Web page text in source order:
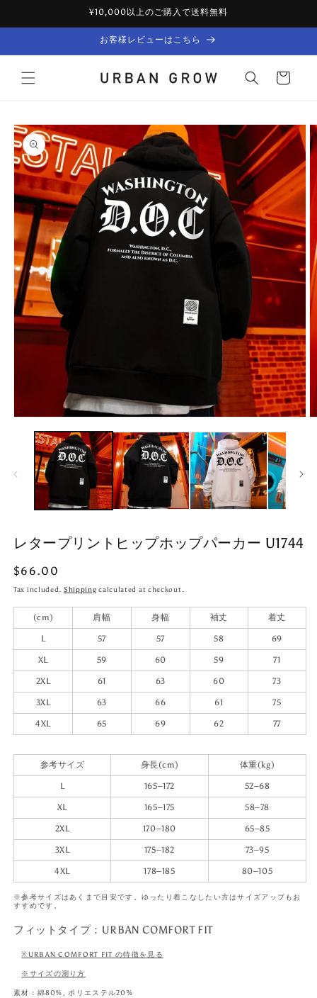
¥10,000以上のご購入で送料無料
お客様レビューはこちら
Cart
Skip to
product
information
media
modal
レタープリントヒップホップパーカー U1744
Regular
price
$66.00
Tax included. Shipping calculated at checkout.
(cm) 肩幅 身幅 袖丈 着丈
L 57 57 58 69
XL 59 60 59 71
2XL 61 63 60 73
3XL 63 66 61 75
4XL 65 69 62 77
参考サイズ 身長(cm) 体重(kg)
L 165–172 52–68
XL 165–175 58–78
2XL 170–180 65–85
3XL 175–182 73–95
4XL 178–185 80–105
※参考サイズはあくまで目安です。ゆったり着こなしたい方はサイズアップもお
すすめです。
フィットタイプ：URBAN COMFORT FIT
※URBAN COMFORT FIT の特徴を見る
※サイズの測り方
素材 : 綿80%, ポリエステル20%